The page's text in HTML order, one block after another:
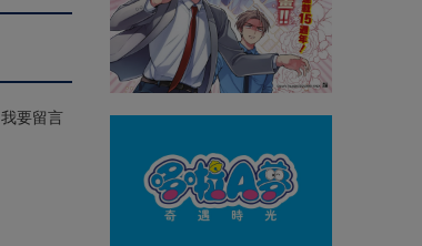
我要留言